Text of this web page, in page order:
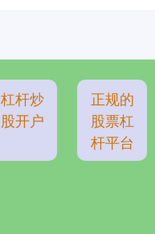
杠杆炒
股开户
正规的
股票杠
杆平台